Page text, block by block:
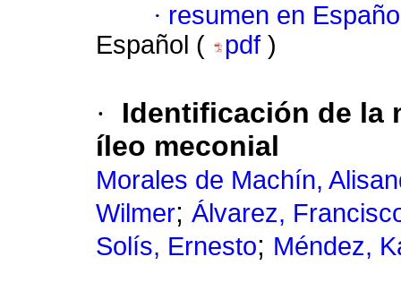
· resumen en
Español (
pdf )
·
Identificación de la
íleo meconial
Morales de Machín,
Wilmer; Álvarez,
Solís, Ernesto; Méndez,